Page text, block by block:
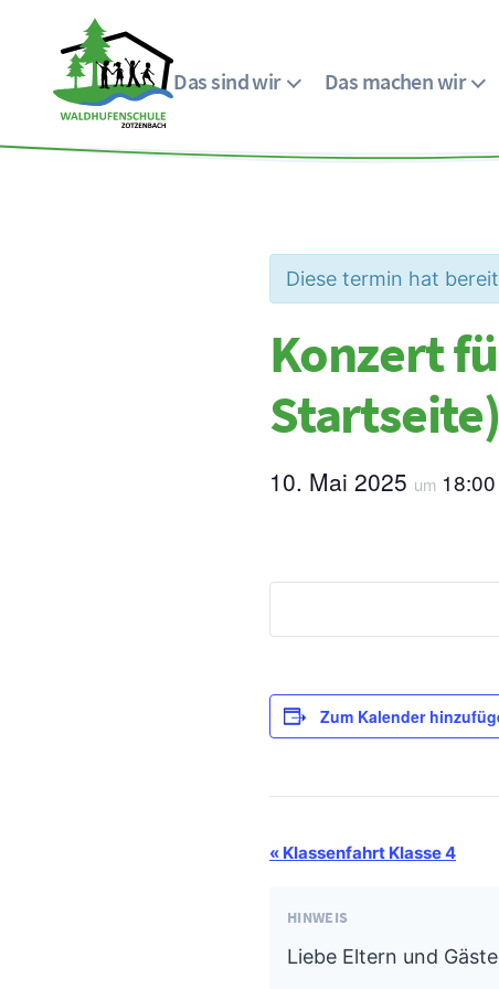
Waldhufenschule
Das sind wir Das machen wir
Menü
Diese termin hat
Konzert
Startseite)
10. Mai 2025 um 18:00
Zum Kalender
Termin-
« Klassenfahrt Klasse 4
HINWEIS
Liebe Eltern und